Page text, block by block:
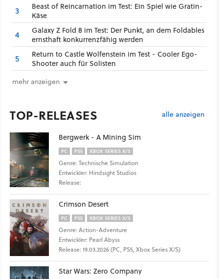
3
Beast of Reincarnation im Test: Ein Spiel wie Gratin-
Käse
4
Galaxy Z Fold 8 im Test: Der Punkt, an dem Foldables
ernsthaft konkurrenzfähig werden
5
Return to Castle Wolfenstein im Test - Cooler Ego-
Shooter auch für Solisten
mehr anzeigen
TOP-RELEASES alle anzeigen
Bergwerk - A Mining Sim
PC PS5 XBOX SERIES X/S
Genre: Technische Simulation
Entwickler: Hindsight Studios
Release:
Crimson Desert
PC PS5 XBOX SERIES X/S
Genre: Action-Adventure
Entwickler: Pearl Abyss
Release: 19.03.2026 (PC, PS5, Xbox Series X/S)
Star Wars: Zero Company